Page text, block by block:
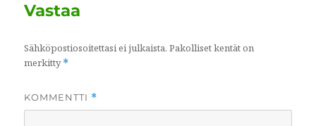
Vastaa
Sähköpostiosoitettasi ei julkaista. Pakolliset kentät on
merkitty*
KOMMENTTI *